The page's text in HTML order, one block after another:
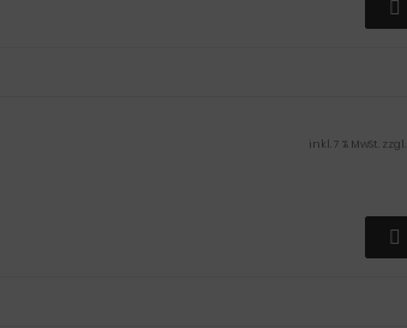
inkl. 7 % MwSt. zzgl.